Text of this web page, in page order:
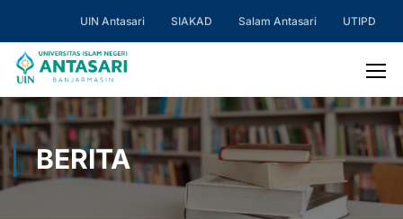
UIN Antasari SIAKAD Salam Antasari UTIPD
BERITA